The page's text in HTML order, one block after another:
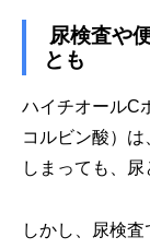
尿検査や
とも
ハイチオールC
コルビン酸）
しまっても、尿
しかし、尿検